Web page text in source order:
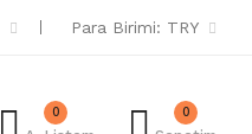
Para Birimi: TRY
0 0